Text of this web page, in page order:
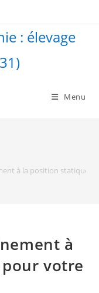
: élevage
Menu
à la position statique
à
votre